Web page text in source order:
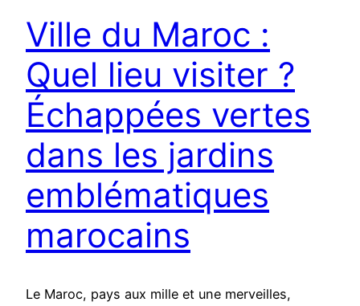
Ville du Maroc :
Quel lieu visiter ?
Échappées vertes
dans les jardins
emblématiques
marocains
Le Maroc, pays aux mille et une merveilles,